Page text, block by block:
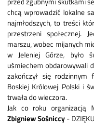
chcą wprowadzić lokalne
najmłodszych, to treści
przestrzeni społecznej.
marszu, wobec mijanych
w Jeleniej Górze, było
uśmiechem obdarowywali
zakończył się
Boskiej Królowej Polski i
trwała do wieczora.
Jak co roku organizacją
Zbigniew Sośniccy-